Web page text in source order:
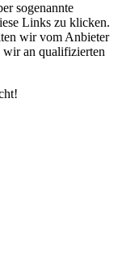
sogenannte
Links zu klicken.
wir vom Anbieter
wir an qualifizierten